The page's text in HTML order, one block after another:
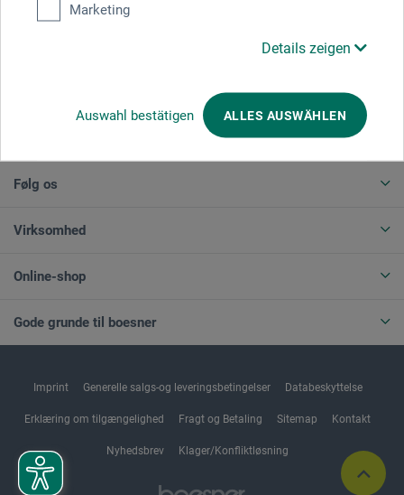
Marketing
Details zeigen
Auswahl bestätigen ALLES AUSWÄHLEN
Følg os
Virksomhed
Online-shop
Gode grunde til boesner
Imprint Generelle salgs-og leveringsbetingelser Databeskyttelse
Erklæring om tilgængelighed Fragt og Betaling Sitemap Kontakt
Nyhedsbrev Klager/Konfliktløsning